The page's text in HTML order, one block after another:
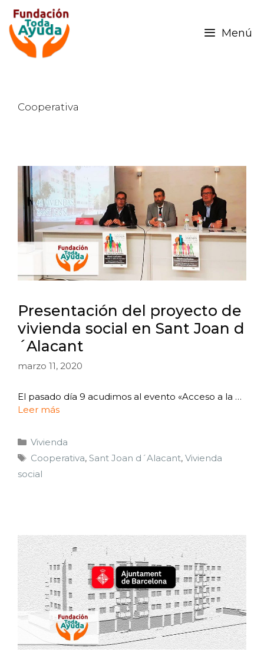
Menú
Cooperativa
Presentación del proyecto de
vivienda social en Sant Joan d
´Alacant
marzo 11, 2020
El pasado día 9 acudimos al evento «Acceso a la …
Leer más
Vivienda
Cooperativa, Sant Joan d´Alacant, Vivienda
social